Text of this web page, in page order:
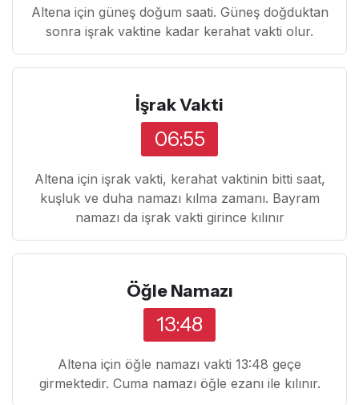
Altena için güneş doğum saati. Güneş doğduktan
sonra işrak vaktine kadar kerahat vakti olur.
İşrak Vakti
06:55
Altena için işrak vakti, kerahat vaktinin bitti saat,
kuşluk ve duha namazı kılma zamanı. Bayram
namazı da işrak vakti girince kılınır
Öğle Namazı
13:48
Altena için öğle namazı vakti 13:48 geçe
girmektedir. Cuma namazı öğle ezanı ile kılınır.